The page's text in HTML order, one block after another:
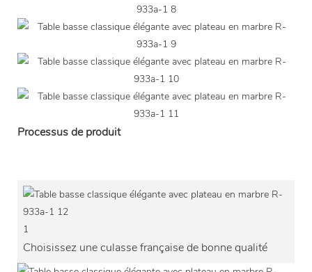
Processus de produit
1
Choisissez une culasse française de bonne qualité